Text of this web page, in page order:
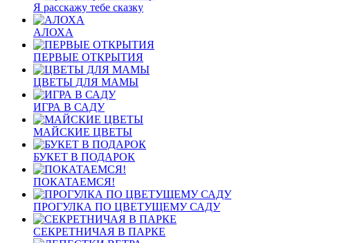
Я расскажу тебе сказку
АЛОХА
ПЕРВЫЕ ОТКРЫТИЯ
ЦВЕТЫ ДЛЯ МАМЫ
ИГРА В САДУ
МАЙСКИЕ ЦВЕТЫ
БУКЕТ В ПОДАРОК
ПОКАТАЕМСЯ!
ПРОГУЛКА ПО ЦВЕТУЩЕМУ САДУ
СЕКРЕТНИЧАЯ В ПАРКЕ